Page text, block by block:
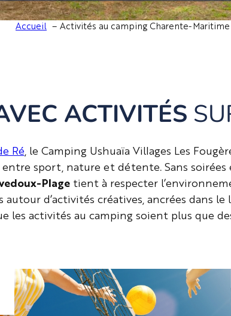
Accueil Activités au camping Charente-Maritime
ACTIVITÉS
Ré, le Camping Ushuaïa Villages Les
entre sport, nature et détente. Sans
Plage tient à respecter
autour d’activités créatives, ancrées dans
les activités au camping soient plus que